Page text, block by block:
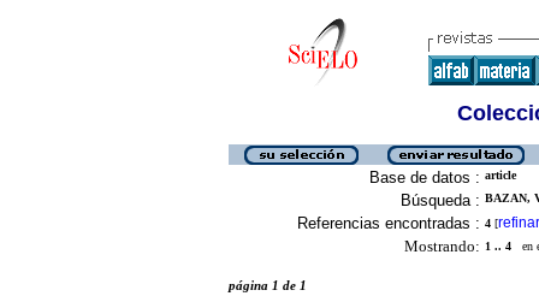
Base de datos : article
Búsqueda : BAZAN,
Referencias encontradas : 4 [refinar
Mostrando: 1 .. 4 en
página 1 de 1